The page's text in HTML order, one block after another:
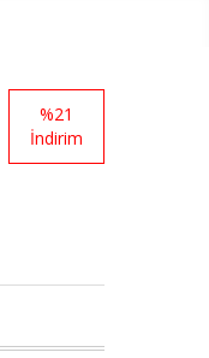
%21
İndirim